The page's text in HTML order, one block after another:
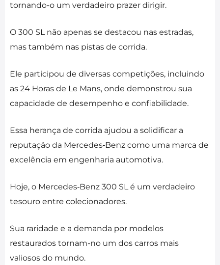
tornando-o um verdadeiro prazer dirigir.
O 300 SL não apenas se destacou nas estradas,
mas também nas pistas de corrida.
Ele participou de diversas competições, incluindo
as 24 Horas de Le Mans, onde demonstrou sua
capacidade de desempenho e confiabilidade.
Essa herança de corrida ajudou a solidificar a
reputação da Mercedes‑Benz como uma marca de
excelência em engenharia automotiva.
Hoje, o Mercedes‑Benz 300 SL é um verdadeiro
tesouro entre colecionadores.
Sua raridade e a demanda por modelos
restaurados tornam-no um dos carros mais
valiosos do mundo.